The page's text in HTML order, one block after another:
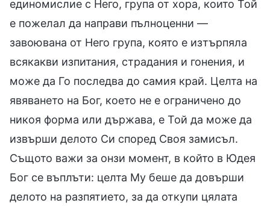
единомислие с Него, група от хора, които Той
е пожелал да направи пълноценни —
завоювана от Него група, която е изтърпяла
всякакви изпитания, страдания и гонения, и
може да Го последва до самия край. Целта на
явяването на Бог, което не е ограничено до
никоя форма или държава, е Той да може да
извърши делото Си според Своя замисъл.
Същото важи за онзи момент, в който в Юдея
Бог се въплъти: целта Му беше да довърши
делото на разпятието, за да откупи цялата